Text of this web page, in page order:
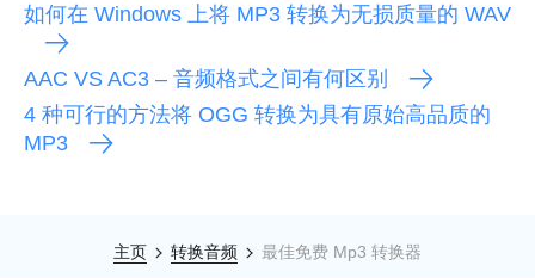
如何在 Windows 上将 MP3 转换为无损质量的 WAV
AAC VS AC3 – 音频格式之间有何区别
4 种可行的方法将 OGG 转换为具有原始高品质的
MP3
主页 转换音频 最佳免费 Mp3 转换器